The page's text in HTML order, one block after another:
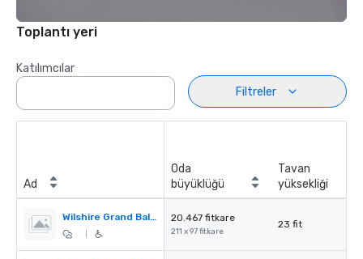
Toplantı yeri
Katılımcılar
Filtreler
Ad
Oda
büyüklüğü
Tavan
yüksekliği
Wilshire Grand Ballroom 20.467 fitkare
211 x 97 fitkare
23 fit